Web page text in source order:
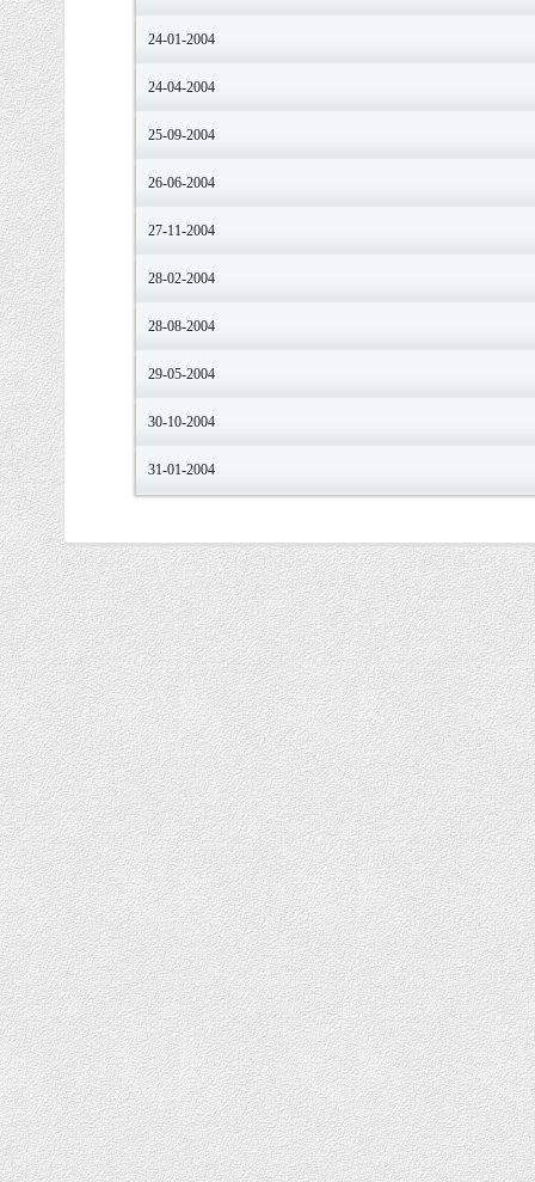
24-01-2004
24-04-2004
25-09-2004
26-06-2004
27-11-2004
28-02-2004
28-08-2004
29-05-2004
30-10-2004
31-01-2004